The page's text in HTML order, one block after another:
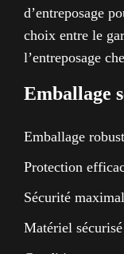
d’entreposage
choix entre le
l’entreposage
Emballage
Emballage
Protection
Sécurité
Matériel sécurisé